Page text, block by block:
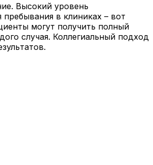
Высокий уровень
в клиниках – вот
могут получить полный
случая. Коллегиальный подход